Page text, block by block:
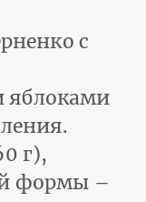
с
г),
формы –